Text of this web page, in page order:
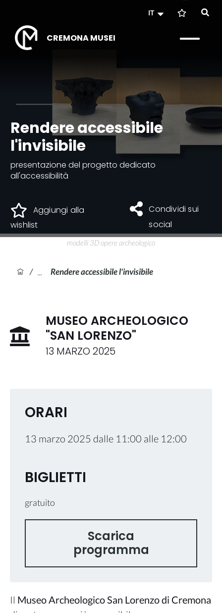
IT
CREMONA MUSEI
Rendere accessibile
l'invisibile
presentazione del progetto dedicato
all'accessibilità
Aggiungi alla
wishlist
Condividi sui
social
modelli 3D opere archeologico
/ Rendere accessibile l'invisibile
MUSEO ARCHEOLOGICO
"SAN LORENZO"
13 MARZO 2025
ORARI
13 marzo 2025 dalle 11:00 alle 12:00
BIGLIETTI
gratuito
Scarica
programma
Il Museo Archeologico San Lorenzo di Cremona